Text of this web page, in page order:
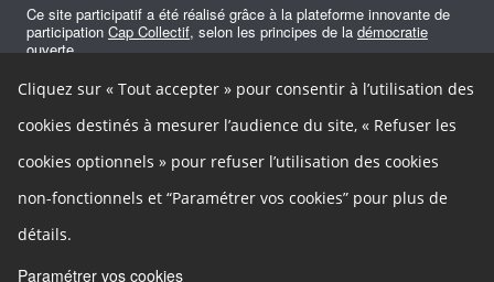
Cliquez sur « Tout accepter » pour consentir à l’utilisation des
cookies destinés à mesurer l’audience du site, « Refuser les
cookies optionnels » pour refuser l’utilisation des cookies
non-fonctionnels et “Paramétrer vos cookies” pour plus de
détails.
Paramétrer vos cookies
Ce site participatif a été réalisé grâce à la plateforme innovante de
participation Cap Collectif, selon les principes de la démocratie
ouverte.
Facebook Twitter Google+
Autres liens
Cookies
Gestion des cookies
Mentions légales
Besoin d'aide ?
Accessibilité
Contact